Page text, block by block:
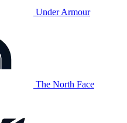
Under Armour
The North Face